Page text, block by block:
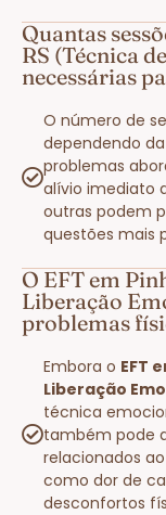
Quantas
RS (Técnica
necessárias
O número de
dependendo
problemas
alívio imediato
outras podem
questões mais
O EFT em
Liberação
problemas
Embora o EFT
Liberação
técnica
também pode
relacionados
como dor de
desconfortos